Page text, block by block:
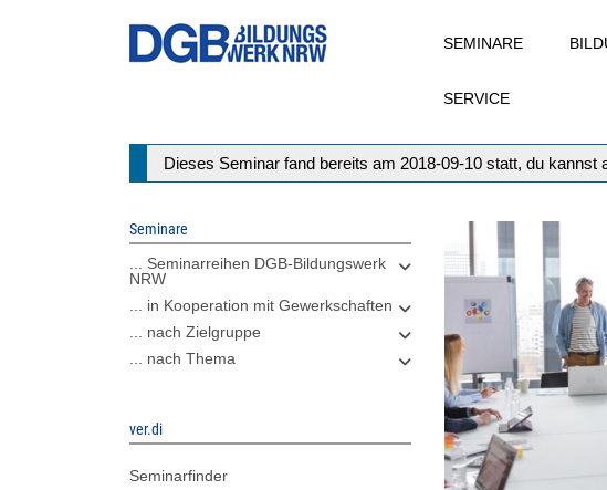
SEMINARE
SERVICE
Statusmeldung
Dieses Seminar fand bereits am 2018-09-10 statt, du
Seminare
... Seminarreihen DGB-Bildungswerk
NRW
... in Kooperation mit Gewerkschaften
... nach Zielgruppe
... nach Thema
ver.di
Seminarfinder